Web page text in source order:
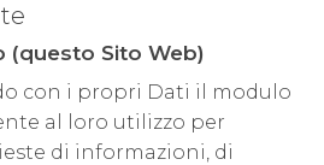
Sito Web)
con i propri Dati il modulo
al loro utilizzo per
di informazioni, di